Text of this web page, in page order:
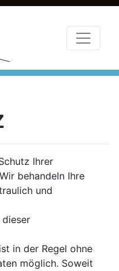
Ihrer
behandeln Ihre
und
in der Regel ohne
möglich. Soweit